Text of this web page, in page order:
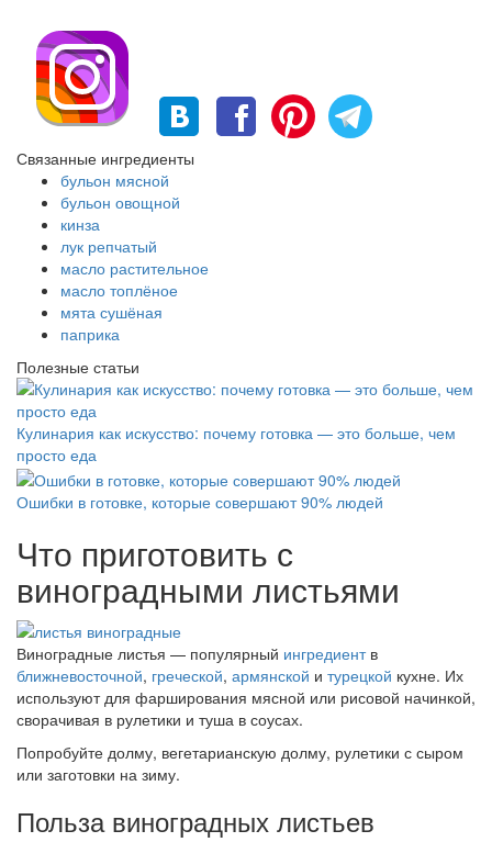
Связанные ингредиенты
бульон мясной
бульон овощной
кинза
лук репчатый
масло растительное
масло топлёное
мята сушёная
паприка
Полезные статьи
Кулинария как искусство: почему готовка — это больше, чем
просто еда
Ошибки в готовке, которые совершают 90% людей
Что приготовить с
виноградными листьями
Виноградные листья — популярный ингредиентв
ближневосточной, греческой, армянской и турецкой кухне. Их
используют для фарширования мясной или рисовой начинкой,
сворачивая в рулетики и туша в соусах.
Попробуйте долму, вегетарианскую долму, рулетики с сыром
или заготовки на зиму.
Польза виноградных листьев